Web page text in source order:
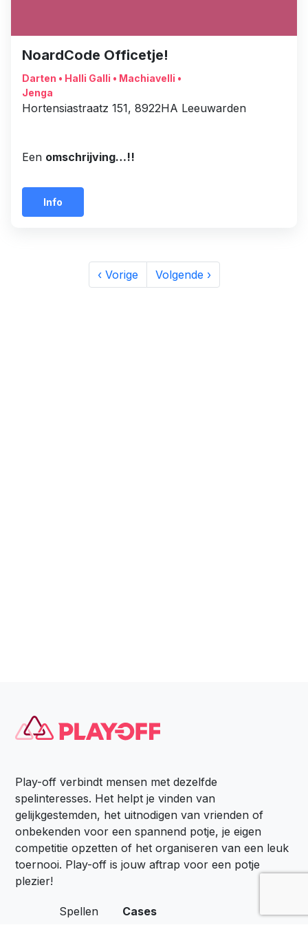
NoardCode Officetje!
Darten • Halli Galli • Machiavelli •
Jenga
Hortensiastraatz 151, 8922HA Leeuwarden
Een omschrijving…!!
Info
‹ Vorige Volgende ›
Play-off verbindt mensen met dezelfde
spelinteresses. Het helpt je vinden van
gelijkgestemden, het uitnodigen van vrienden of
onbekenden voor een spannend potje, je eigen
competitie opzetten of het organiseren van een leuk
toernooi. Play-off is jouw aftrap voor een potje
plezier!
Spellen Cases